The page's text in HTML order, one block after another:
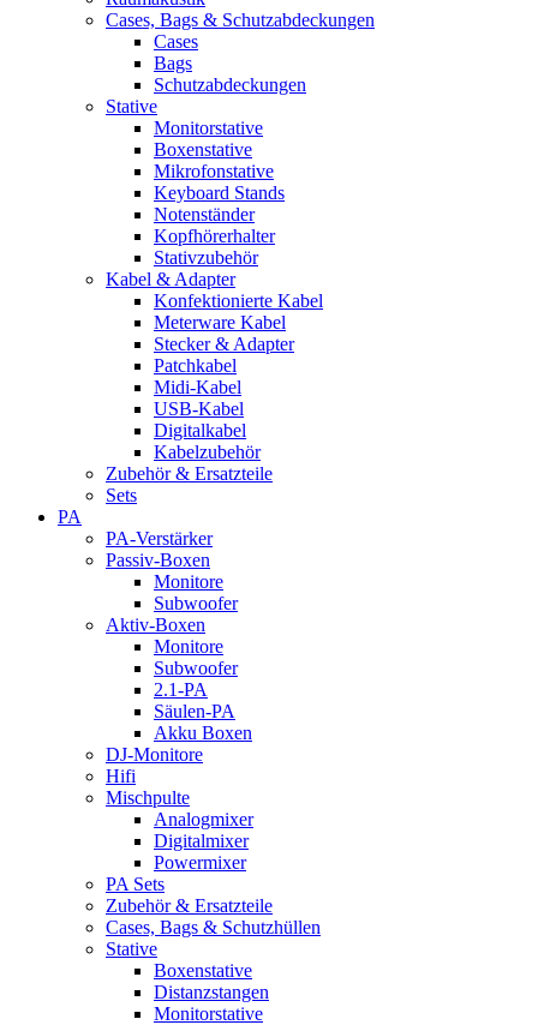
Cases, Bags & Schutzabdeckungen
Cases
Bags
Schutzabdeckungen
Stative
Monitorstative
Boxenstative
Mikrofonstative
Keyboard Stands
Notenständer
Kopfhörerhalter
Stativzubehör
Kabel & Adapter
Konfektionierte Kabel
Meterware Kabel
Stecker & Adapter
Patchkabel
Midi-Kabel
USB-Kabel
Digitalkabel
Kabelzubehör
Zubehör & Ersatzteile
Sets
PA
PA-Verstärker
Passiv-Boxen
Monitore
Subwoofer
Aktiv-Boxen
Monitore
Subwoofer
2.1-PA
Säulen-PA
Akku Boxen
DJ-Monitore
Hifi
Mischpulte
Analogmixer
Digitalmixer
Powermixer
PA Sets
Zubehör & Ersatzteile
Cases, Bags & Schutzhüllen
Stative
Boxenstative
Distanzstangen
Monitorstative